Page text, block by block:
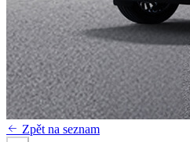
Zpět na seznam